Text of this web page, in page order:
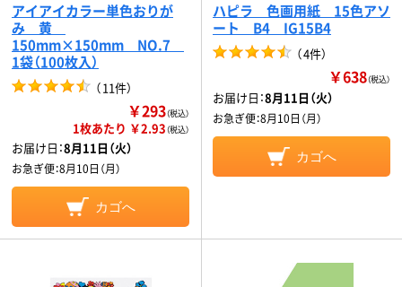
アイアイカラー単色おりが
み 黄
150mm×150mm NO.7
1袋（100枚入）
（11件）
￥293（税込）
1枚あたり ￥2.93（税込）
お届け日：8月11日（火）
お急ぎ便：8月10日（月）
カゴへ
ハピラ 色画用紙 15色アソ
ート B4 IG15B4
（4件）
￥638（税込）
お届け日：8月11日（火）
お急ぎ便：8月10日（月）
カゴへ